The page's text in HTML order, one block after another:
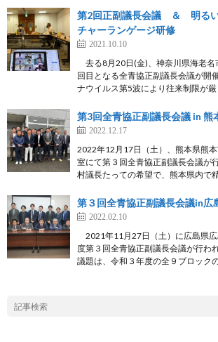
第2回正副議長会議 ＆ 明る
チャーランゲージ研修
2021.10.10
去る8月20日(金)、神奈川県海老名
回目となる全青協正副議長会議が開
ナウイルス第5波により往来制限が
第3回全青協正副議長会議 in 熊
2022.12.17
2022年12月17日（土）、熊本県熊
室にて第３回全青協正副議長会議が
村議長たっての希望で、熊本県内で
第３回全青協正副議長会議in広
2022.02.10
2021年11月27日（土）に広島県
度第３回全青協正副議長会議が行わ
議題は、令和３年度の全９ブロック